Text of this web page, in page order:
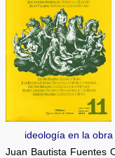
ideología en la
Juan Bautista Fuentes